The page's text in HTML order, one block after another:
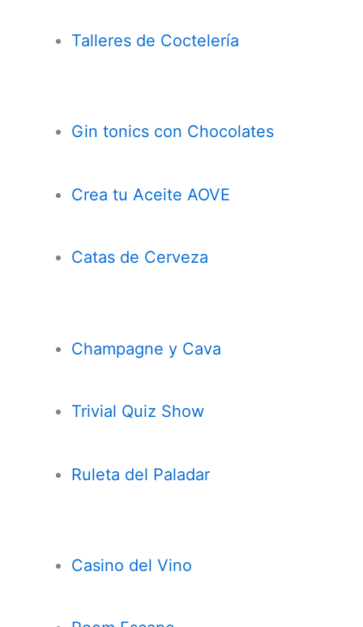
Talleres de Coctelería
Gin tonics con Chocolates
Crea tu Aceite AOVE
Catas de Cerveza
Champagne y Cava
Trivial Quiz Show
Ruleta del Paladar
Casino del Vino